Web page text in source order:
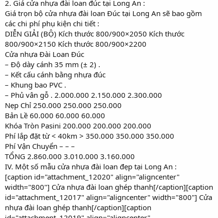
2. Giá cửa nhựa đài loan đúc tại Long An :
Giá trọn bộ cửa nhựa đài loan Đúc tại Long An sẽ bao gồm
các chi phí phụ kiện chi tiết :
DIỄN GIẢI (BỘ) Kích thước 800/900×2050 Kích thước
800/900×2150 Kích thước 800/900×2200
Cửa nhựa Đài Loan Đúc
– Độ dày cánh 35 mm (± 2) .
– Kết cấu cánh bằng nhựa đúc
– Khung bao PVC .
– Phủ vân gỗ . 2.000.000 2.150.000 2.300.000
Nẹp Chỉ 250.000 250.000 250.000
Bản Lề 60.000 60.000 60.000
Khóa Tròn Pasini 200.000 200.000 200.000
Phí lắp đặt từ < 40km > 350.000 350.000 350.000
Phí Vận Chuyển – – –
TỔNG 2.860.000 3.010.000 3.160.000
IV. Một số mẫu cửa nhựa đài loan đẹp tại Long An :
[caption id="attachment_12020" align="aligncenter"
width="800"] Cửa nhựa đài loan ghép thanh[/caption][caption
id="attachment_12017" align="aligncenter" width="800"] Cửa
nhựa đài loan ghép thanh[/caption][caption